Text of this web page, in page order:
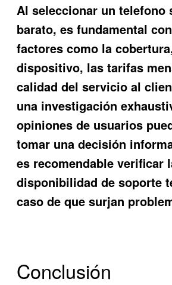
Al seleccionar untelefono
barato, es fundamental
factores como la
dispositivo, las tarifas
calidad del servicio al
una investigación
opiniones de usuarios
tomar una decisión
es recomendable verificar
disponibilidad de soporte
caso de que surjan
Conclusión